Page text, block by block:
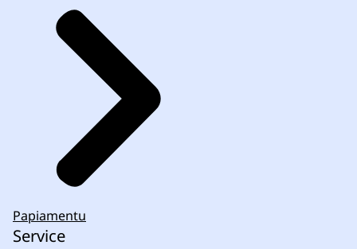
Papiamentu
Service